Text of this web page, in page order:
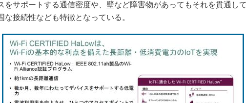
をサポートする通信密度や、壁など障害物があってもそれを貫通し
な接続性なども特徴となっている。